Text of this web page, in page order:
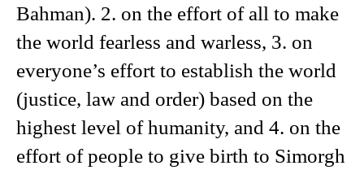
Bahman). 2. on the effort of all to make
the world fearless and warless, 3. on
everyone’s effort to establish the world
(justice, law and order) based on the
highest level of humanity, and 4. on the
effort of people to give birth to Simorgh